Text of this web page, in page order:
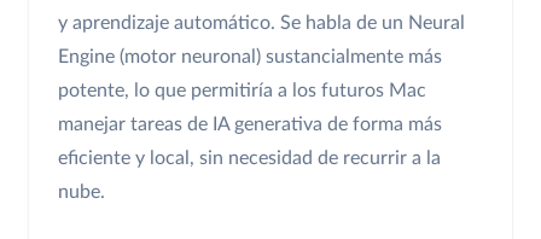
y aprendizaje automático. Se habla de un Neural
Engine (motor neuronal) sustancialmente más
potente, lo que permitiría a los futuros Mac
manejar tareas de IA generativa de forma más
eficiente y local, sin necesidad de recurrir a la
nube.